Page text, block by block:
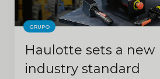
GRUPO
Haulotte sets a new
industry standard